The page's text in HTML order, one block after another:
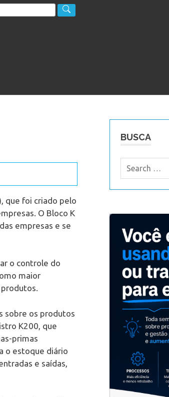
que foi criado pelo
O Bloco K
empresas e se
o controle do
maior
sobre os produtos
K200, que
primas
o estoque diário
e saídas,
BUSCA